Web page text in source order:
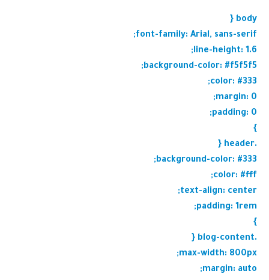
body {
font-family: Arial, sans-serif;
line-height: 1.6;
background-color: #f5f5f5;
color: #333;
margin: 0;
padding: 0;
}
.header {
background-color: #333;
color: #fff;
text-align: center;
padding: 1rem;
}
.blog-content {
max-width: 800px;
margin: auto;